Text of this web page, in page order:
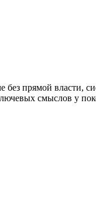
прямой власти,
смыслов у